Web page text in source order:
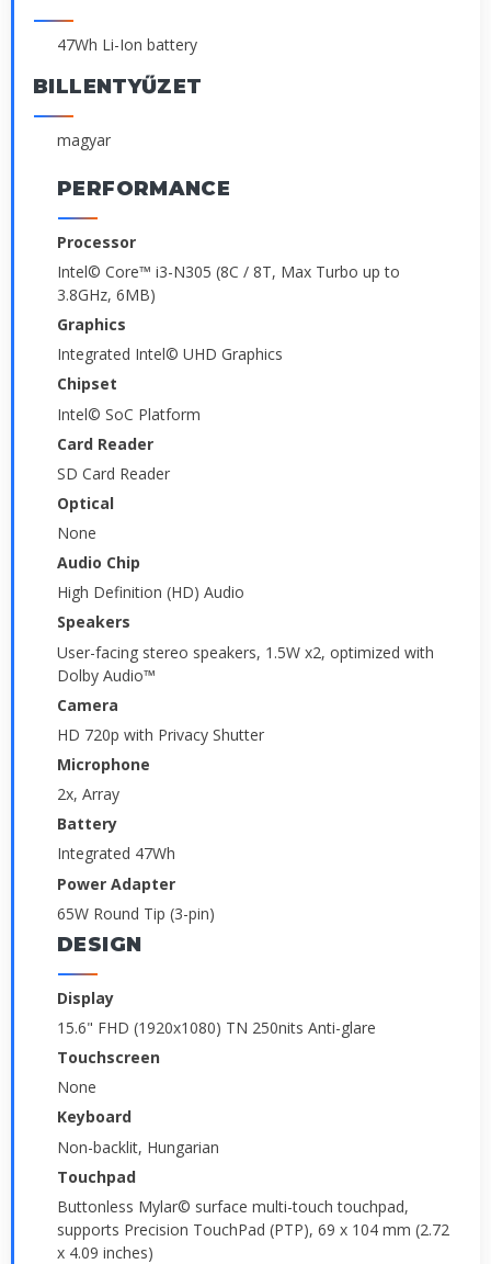
47Wh Li-Ion battery
BILLENTYŰZET
magyar
PERFORMANCE
Processor
Intel© Core™ i3-N305 (8C / 8T, Max Turbo up to
3.8GHz, 6MB)
Graphics
Integrated Intel© UHD Graphics
Chipset
Intel© SoC Platform
Card Reader
SD Card Reader
Optical
None
Audio Chip
High Definition (HD) Audio
Speakers
User-facing stereo speakers, 1.5W x2, optimized with
Dolby Audio™
Camera
HD 720p with Privacy Shutter
Microphone
2x, Array
Battery
Integrated 47Wh
Power Adapter
65W Round Tip (3-pin)
DESIGN
Display
15.6" FHD (1920x1080) TN 250nits Anti-glare
Touchscreen
None
Keyboard
Non-backlit, Hungarian
Touchpad
Buttonless Mylar© surface multi-touch touchpad,
supports Precision TouchPad (PTP), 69 x 104 mm (2.72
x 4.09 inches)